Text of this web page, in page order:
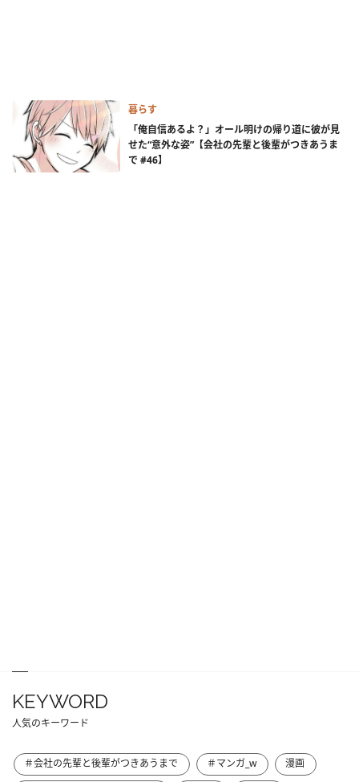
暮らす
「俺自信あるよ？」オール明けの帰り道に彼が見
せた“意外な姿”【会社の先輩と後輩がつきあうま
で #46】
KEYWORD
人気のキーワード
＃会社の先輩と後輩がつきあうまで ＃マンガ_w
漫画